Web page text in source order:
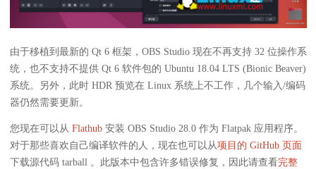
由于移植到最新的 Qt 6 框架，OBS Studio 现在不再支持 32 位操作系
统，也不支持不提供 Qt 6 软件包的 Ubuntu 18.04 LTS (Bionic Beaver)
系统。另外，此时 HDR 预览在 Linux 系统上不工作，几个输入/编码
器仍然需要更新。
您现在可以从 Flathub安装 OBS Studio 28.0 作为 Flatpak 应用程序。
对于那些喜欢自己编译软件的人，现在也可以从项目的 GitHub 页面
下载源代码 tarball 。此版本中包含许多错误修复，因此请查看完整